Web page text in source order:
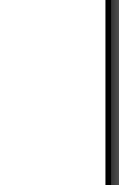
標私藏藝伎 日曬 (15